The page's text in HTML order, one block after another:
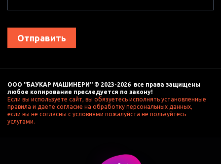
Отправить
ООО "БАУКАР МАШИНЕРИ" © 2023-2026  все права защищены
любое копирование преследуется по закону!
Если вы используете сайт, вы обязуетесь исполнять установленные
правила и даете согласие на обработку персональных данных,
если вы не согласны с условиями пожалуйста не пользуйтесь
услугами.